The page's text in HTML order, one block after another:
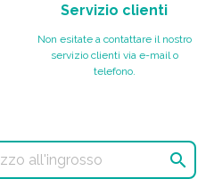
Servizio clienti
Non esitate a contattare il nostro
servizio clienti via e-mail o
telefono.
